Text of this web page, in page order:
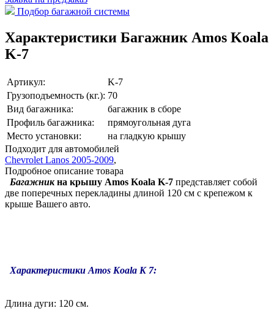
Подбор багажной системы
Характеристики Багажник Amos Koala
K-7
Артикул:
K-7
Грузоподъемность (кг.): 70
Вид багажника:
багажник в сборе
Профиль багажника:
прямоугольная дуга
Место установки:
на гладкую крышу
Подходит для автомобилей
Chevrolet Lanos 2005-2009,
Подробное описание товара
Багажникна крышу Amos Koala K-7 представляет собой
две поперечных перекладины длиной 120 см с крепежом к
крыше Вашего авто.
Характеристики Amos Koala K 7:
Длина дуги: 120 см.